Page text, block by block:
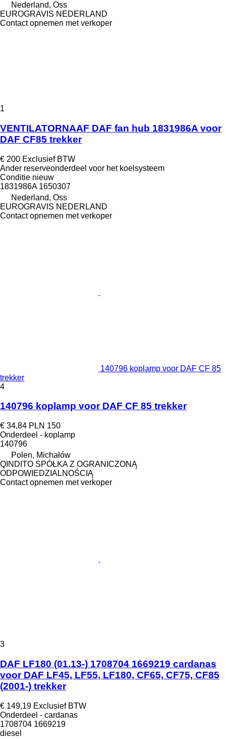
Nederland, Oss
EUROGRAVIS NEDERLAND
Contact opnemen met verkoper
1
VENTILATORNAAF DAF fan hub 1831986A voor
DAF CF85 trekker
€ 200 Exclusief BTW
Ander reserveonderdeel voor het koelsysteem
Conditie nieuw
1831986A 1650307
Nederland, Oss
EUROGRAVIS NEDERLAND
Contact opnemen met verkoper
140796 koplamp voor DAF CF 85
trekker
4
140796 koplamp voor DAF CF 85 trekker
€ 34,84 PLN 150
Onderdeel - koplamp
140796
Polen, Michałów
QINDITO SPÓŁKA Z OGRANICZONĄ
ODPOWIEDZIALNOŚCIĄ
Contact opnemen met verkoper
3
DAF LF180 (01.13-) 1708704 1669219 cardanas
voor DAF LF45, LF55, LF180, CF65, CF75, CF85
(2001-) trekker
€ 149,19 Exclusief BTW
Onderdeel - cardanas
1708704 1669219
diesel